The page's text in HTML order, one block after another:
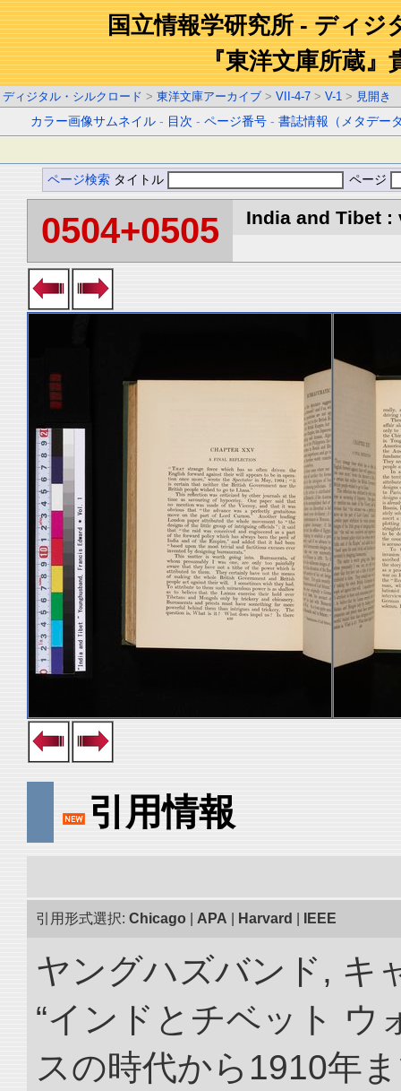
国立情報学研究所 - ディジ
『東洋文庫所蔵』
ディジタル・シルクロード > 東洋文庫アーカイブ > VII-4-7 > V-1 > 見開き
カラー画像サムネイル - 目次 -ページ番号 -書誌情報（メタデー
ページ検索 タイトル ページ
0504+0505 India and Tibet :
引用情報
引用形式選択: Chicago APA Harvard IEEE
ヤングハズバンド, キ
“インドとチベット ウ
スの時代から1910年